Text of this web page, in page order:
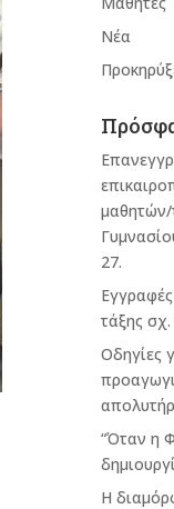
Νέα
μαθητών/
27.
τάξης
Οδηγίες
“Όταν η
Η